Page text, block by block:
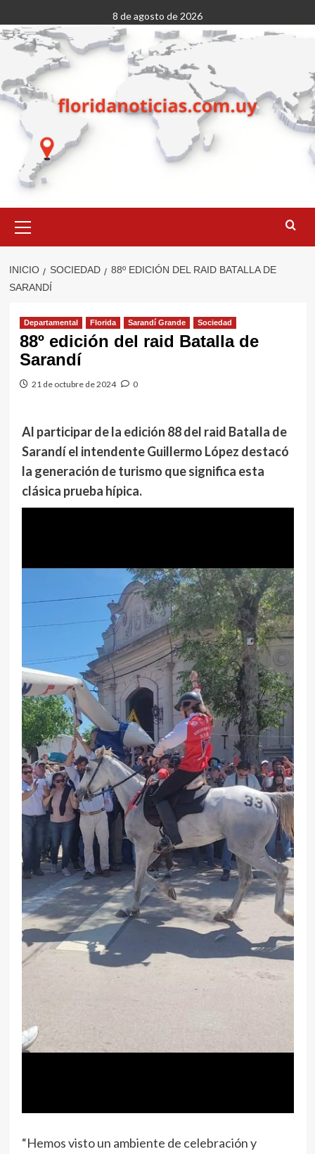
al
contenido
8 de agosto de 2026
primario
INICIO SOCIEDAD
88º EDICIÓN DEL RAID BATALLA DE
SARANDÍ
Departamental Florida Sarandí Grande Sociedad
88º edición del raid Batalla de
Sarandí
21 de octubre de 2024 0
Al participar de la edición 88 del raid Batalla de
Sarandí el intendente Guillermo López destacó
la generación de turismo que significa esta
clásica prueba hípica.
“Hemos visto un ambiente de celebración y